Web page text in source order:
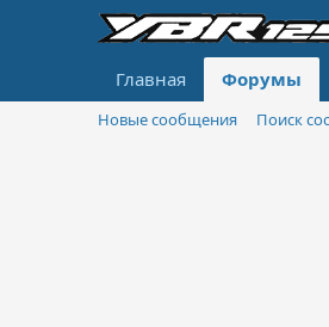
Главная Форумы
Новые сообщения Поиск